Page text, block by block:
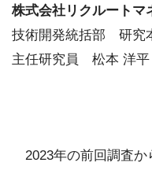
株式会社リクルートマ
技術開発統括部 研究
主任研究員 松本 洋平
2023年の前回調査か